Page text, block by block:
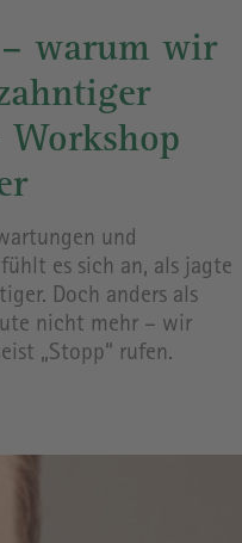
warum wir
und
es sich an, als jagte
Doch anders als
nicht mehr – wir
„Stopp“ rufen.